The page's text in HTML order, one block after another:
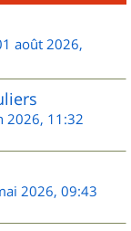
août 2026,
2026, 11:32
2026, 09:43